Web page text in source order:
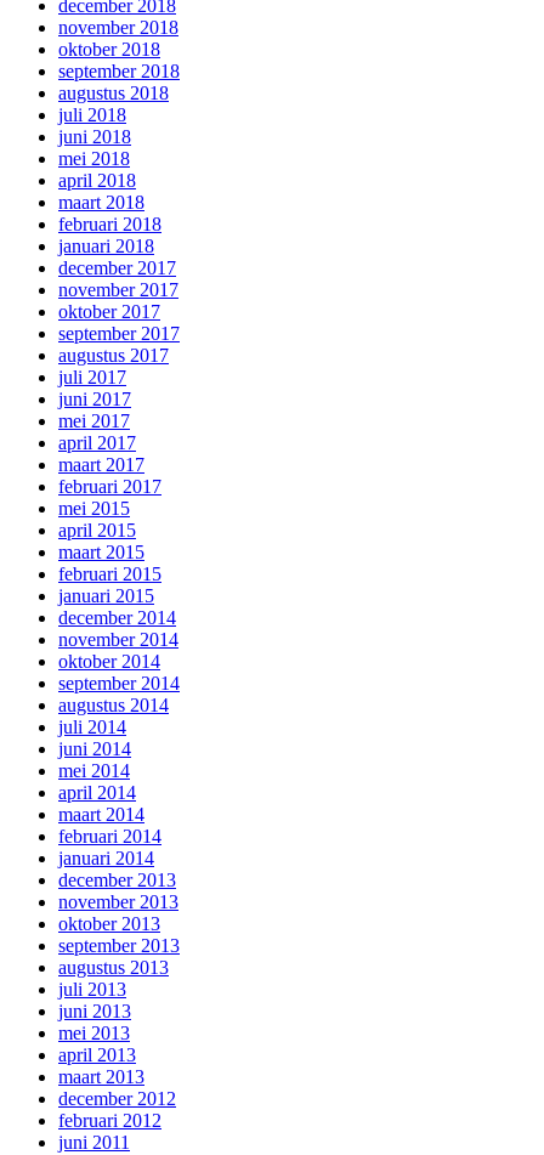
december 2018
november 2018
oktober 2018
september 2018
augustus 2018
juli 2018
juni 2018
mei 2018
april 2018
maart 2018
februari 2018
januari 2018
december 2017
november 2017
oktober 2017
september 2017
augustus 2017
juli 2017
juni 2017
mei 2017
april 2017
maart 2017
februari 2017
mei 2015
april 2015
maart 2015
februari 2015
januari 2015
december 2014
november 2014
oktober 2014
september 2014
augustus 2014
juli 2014
juni 2014
mei 2014
april 2014
maart 2014
februari 2014
januari 2014
december 2013
november 2013
oktober 2013
september 2013
augustus 2013
juli 2013
juni 2013
mei 2013
april 2013
maart 2013
december 2012
februari 2012
juni 2011